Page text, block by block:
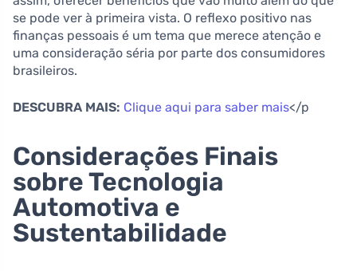
se pode ver à primeira vista. O reflexo positivo nas
finanças pessoais é um tema que merece atenção e
uma consideração séria por parte dos consumidores
brasileiros.
DESCUBRA MAIS: Clique aqui para saber mais</p
Considerações Finais
sobre Tecnologia
Automotiva e
Sustentabilidade